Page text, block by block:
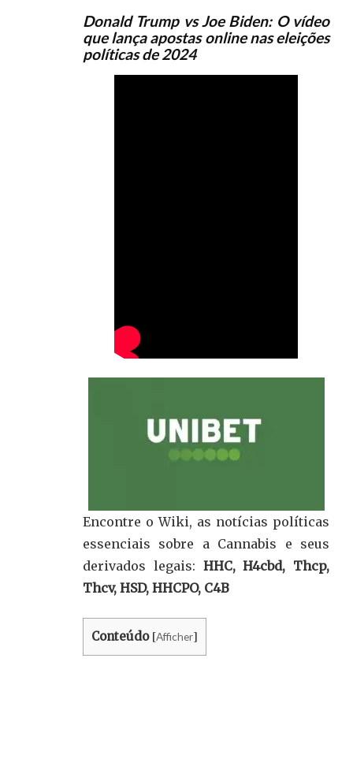
Donald Trump vs Joe Biden: O vídeo
que lança apostas online nas eleições
políticas de 2024
Encontre o Wiki, as notícias políticas
essenciais sobre a Cannabis e seus
derivados legais: HHC, H4cbd, Thcp,
Thcv, HSD, HHCPO, C4B
Conteúdo [Afficher]